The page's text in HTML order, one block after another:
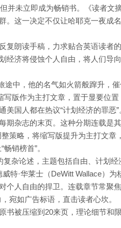
并未立即成为畅销书。《读者文
。这一决定不仅让哈耶克一夜成
复朗读手稿，力求贴合英语读者
经济将侵蚀个人自由，将人们导
途中，他的名气如火箭般蹿升，
版作为主打文章，置于显要位置
美国人都在热议“计划经济的罪恶”
期杂志的末页。这种分期连载是
策略，将缩写版提升为主打文章
销榜首”。
杂论述，主题包括自由、计划经
特·华莱士（DeWitt Wallace）为
人自由的捍卫。连载章节常聚
宛如广告标语，直击读者心坎。
书被压缩到20来页，理论细节和